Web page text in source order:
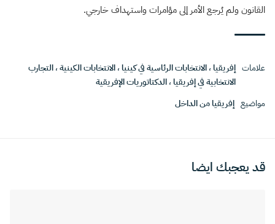
القانون ولم يُرجع الأمر إلى مؤامرات واستهداف خارجي.
علامات إفريقيا،الانتخابات الرئاسية في كينيا،الانتخابات الكينية،التجارب
الانتخابية في إفريقيا،الدكتاتوريات الإفريقية
مواضيع إفريقيا من الداخل
قد يعجبك ايضا